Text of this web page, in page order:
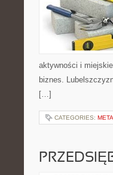
aktywności i
biznes.
[…]
CATEGORIES: